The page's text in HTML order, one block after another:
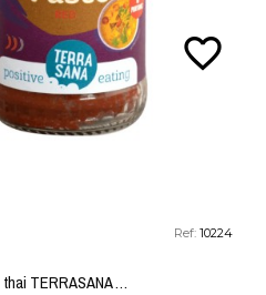
Ref: 10224
Pasta curry rojo thai TERRASANA 120 gr BIO
favorite_border